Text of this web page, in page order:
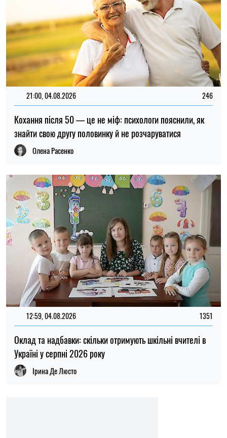
21:00, 04.08.2026 246
Кохання після 50 — це не міф: психологи пояснили, як
знайти свою другу половинку й не розчаруватися
Олена Расенко
12:59, 04.08.2026 1351
Оклад та надбавки: скільки отримують шкільні вчителі в
Україні у серпні 2026 року
Ірина Де Люсто